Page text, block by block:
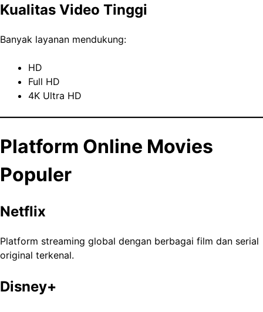
Kualitas Video Tinggi
Banyak layanan mendukung:
HD
Full HD
4K Ultra HD
Platform Online Movies
Populer
Netflix
Platform streaming global dengan berbagai film dan serial
original terkenal.
Disney+